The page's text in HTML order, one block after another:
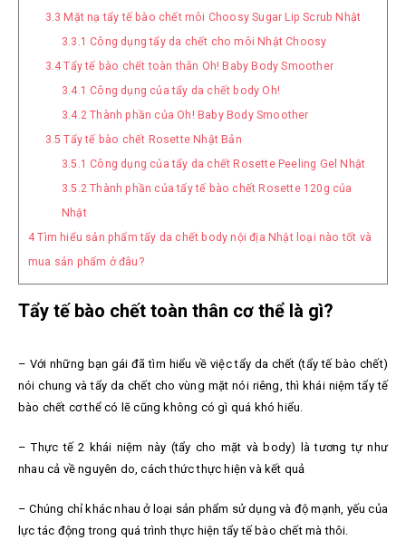
3.3 Mặt nạ tẩy tế bào chết môi Choosy Sugar Lip Scrub Nhật
3.3.1 Công dụng tẩy da chết cho môi Nhật Choosy
3.4Tẩy tế bào chết toàn thân Oh! Baby Body Smoother
3.4.1 Công dụng của tẩy da chết body Oh!
3.4.2 Thành phần của Oh! Baby Body Smoother
3.5 Tẩy tế bào chết Rosette Nhật Bản
3.5.1 Công dụng của tẩy da chết Rosette Peeling Gel Nhật
3.5.2 Thành phần của tẩy tế bào chết Rosette 120g của
Nhật
4Tìm hiểu sản phẩm tẩy da chết body nội địa Nhật loại nào tốt và
mua sản phẩm ở đâu?
Tẩy tế bào chết toàn thân cơ thể là gì?
– Với những bạn gái đã tìm hiểu về việc tẩy da chết (tẩy tế bào chết)
nói chung và tẩy da chết cho vùng mặt nói riêng, thì khái niệm tẩy tế
bào chết cơ thể có lẽ cũng không có gì quá khó hiểu.
– Thực tế 2 khái niệm này (tẩy cho mặt và body) là tương tự như
nhau cả về nguyên do, cách thức thực hiện và kết quả
– Chúng chỉ khác nhau ở loại sản phẩm sử dụng và độ mạnh, yếu của
lực tác động trong quá trình thực hiện tẩy tế bào chết mà thôi.